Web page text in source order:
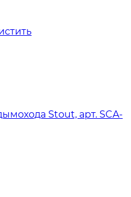
Stout, арт. SCA-